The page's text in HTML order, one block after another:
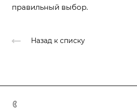
правильный выбор.
Назад к списку